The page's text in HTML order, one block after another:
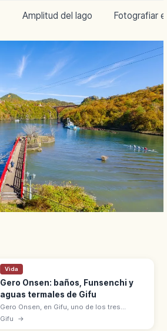
Amplitud del lago Fotografiar
Vida
Gero Onsen: baños, Funsenchi y
aguas termales de Gifu
Gero Onsen, en Gifu, uno de los tres
grandes onsen de Japón con Arima (Hyōgo)
Gifu →